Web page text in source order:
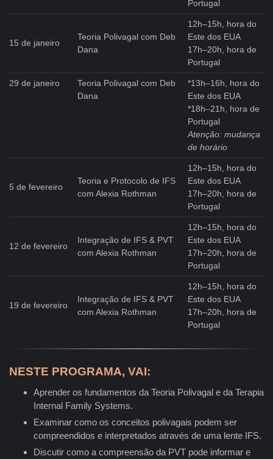
Portugal
15 de janeiro
Teoria Polivagal com Deb
Dana
12h–15h, hora do
Este dos EUA
17h–20h, hora de
Portugal
29 de janeiro
Teoria Polivagal com Deb
Dana
*13h–16h, hora do
Este dos EUA
*18h–21h, hora de
Portugal
Atenção: mudança
de horário
5 de fevereiro
Teoria e Protocolo de IFS
com Alexia Rothman
12h–15h, hora do
Este dos EUA
17h–20h, hora de
Portugal
12 de fevereiro
Integração de IFS & PVT
com Alexia Rothman
12h–15h, hora do
Este dos EUA
17h–20h, hora de
Portugal
19 de fevereiro
Integração de IFS & PVT
com Alexia Rothman
12h–15h, hora do
Este dos EUA
17h–20h, hora de
Portugal
NESTE PROGRAMA, VAI:
Aprender os fundamentos da Teoria Polivagal e da Terapia
Internal Family Systems.
Examinar como os conceitos polivagais podem ser
compreendidos e interpretados através de uma lente IFS.
Discutir como a compreensão da PVT pode informar e